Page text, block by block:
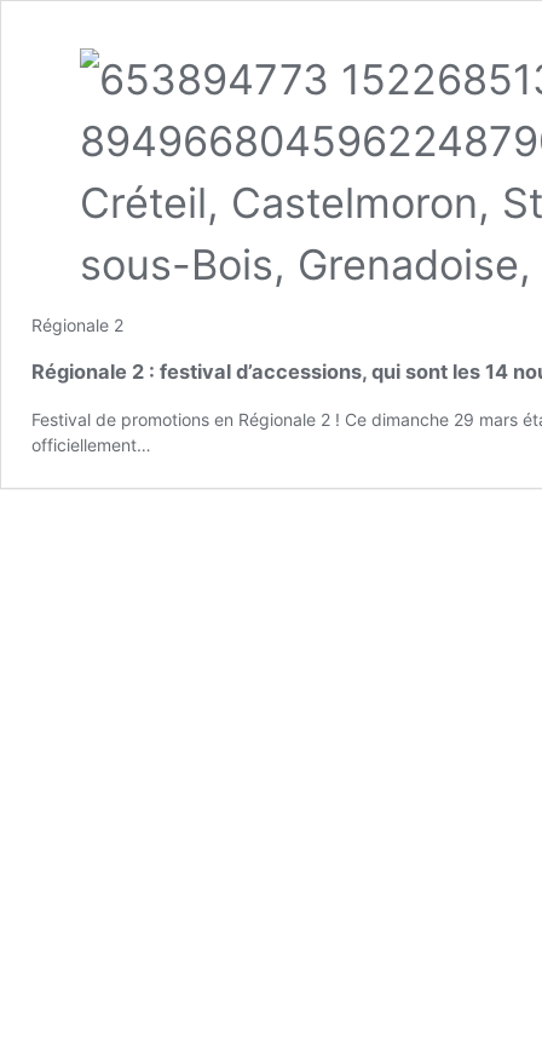
Régionale 2
Régionale 2 : festival d’accessions, qui sont les 14
Festival de promotions en Régionale 2 ! Ce dimanche 29 mars
officiellement…